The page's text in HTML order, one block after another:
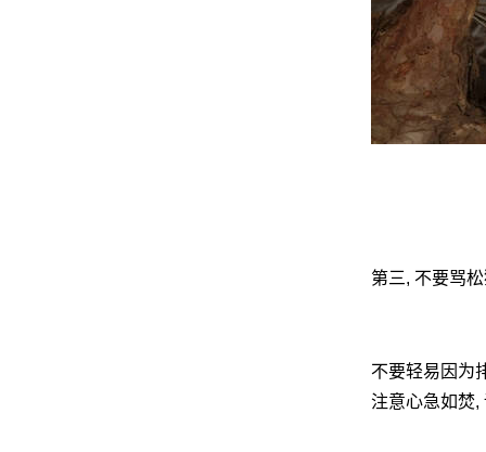
第三, 不要骂
不要轻易因为
注意心急如焚,